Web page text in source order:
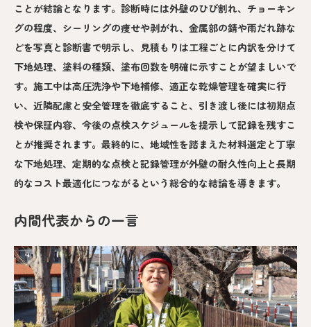
ことが結論となります。診断時には外壁のひび割れ、チョーキン
グの程度、シーリングの痩せや剥がれ、金属部の錆や雨だれ跡な
どを写真と診断書で明示し、見積もりは工程ごとに内訳を分けて
下地処理、塗料の種類、塗布回数を明確に示すことが望ましいで
す。施工中は高圧洗浄や下地補修、適正な乾燥管理を確実に行
い、近隣配慮と安全管理を徹底すること、引き渡し後には初期点
検や保証内容、今後の点検スケジュールを提示して記録を残すこ
とが推奨されます。最終的に、地域性を踏まえた材料選定と丁寧
な下地処理、定期的な点検と記録管理が外壁の耐久性向上と長期
的なコスト最適化につながるという総合的な結論を導きます。
内間代表からの一言